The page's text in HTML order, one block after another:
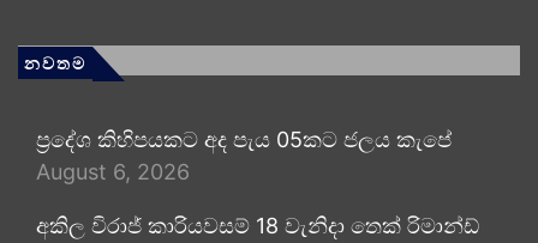
නවතම
ප්‍රදේශ කිහිපයකට අද පැය 05කට ජලය කැපේ
August 6, 2026
අකිල විරාජ් කාරියවසම් 18 වැනිදා තෙක් රිමාන්ඩ්